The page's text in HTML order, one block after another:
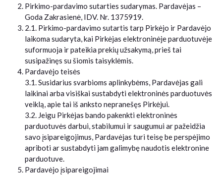
Pirkimo-pardavimo sutarties sudarymas. Pardavėjas –
Goda Zakrasienė, IDV. Nr. 1375919.
2.1. Pirkimo-pardavimo sutartis tarp Pirkėjo ir Pardavėjo
laikoma sudaryta, kai Pirkėjas elektroninėje parduotuvėje
suformuoja ir pateikia prekių užsakymą, prieš tai
susipažinęs su šiomis taisyklėmis.
Pardavėjo teisės
3.1. Susidarius svarbioms aplinkybėms, Pardavėjas gali
laikinai arba visiškai sustabdyti elektroninės parduotuvės
veiklą, apie tai iš anksto nepranešęs Pirkėjui.
3.2. Jeigu Pirkėjas bando pakenkti elektroninės
parduotuvės darbui, stabilumui ir saugumui ar pažeidžia
savo įsipareigojimus, Pardavėjas turi teisę be perspėjimo
apriboti ar sustabdyti jam galimybę naudotis elektronine
parduotuve.
Pardavėjo įsipareigojimai